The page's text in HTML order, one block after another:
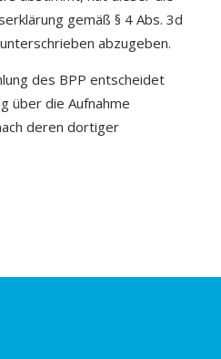
gemäß § 4 Abs. 3d
abzugeben.
des BPP entscheidet
über die Aufnahme
deren dortiger